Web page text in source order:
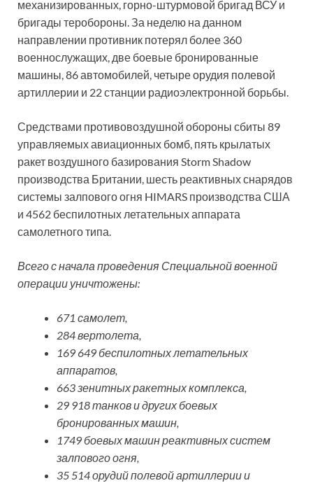
механизированных, горно-штурмовой бригад ВСУ и
бригады теробороны. За неделю на данном
направлении противник потерял более 360
военнослужащих, две боевые бронированные
машины, 86 автомобилей, четыре орудия полевой
артиллерии и 22 станции радиоэлектронной борьбы.
Средствами противовоздушной обороны сбиты 89
управляемых авиационных бомб, пять крылатых
ракет воздушного базирования Storm Shadow
производства Британии, шесть реактивных снарядов
системы залпового огня HIMARS производства США
и 4562 беспилотных летательных аппарата
самолетного типа.
Всего с начала проведения Специальной военной
операции уничтожены:
671 самолет,
284 вертолета,
169 649 беспилотных летательных
аппаратов,
663 зенитных ракетных комплекса,
29 918 танков и других боевых
бронированных машин,
1749 боевых машин реактивных систем
залпового огня,
35 514 орудий полевой артиллерии и